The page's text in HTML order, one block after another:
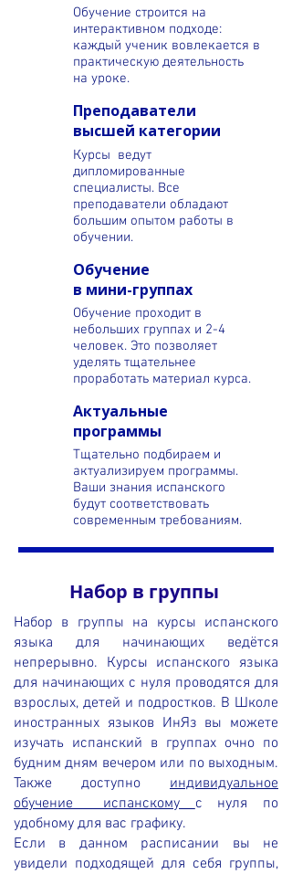
Обучение строится на
интерактивном подходе:
каждый ученик вовлекается в
практическую деятельность
на уроке.
Преподаватели
высшей категории
Курсы ведут
дипломированные
специалисты. Все
преподаватели обладают
большим опытом работы в
обучении.
Обучение
в мини-группах
Обучение проходит в
небольших группах и 2-4
человек. Это позволяет
уделять тщательнее
проработать материал курса.
Актуальные
программы
Тщательно подбираем и
актуализируем программы.
Ваши знания испанского
будут соответствовать
современным требованиям.
Набор в группы
Набор в группы на курсы испанского
языка для начинающих ведётся
непрерывно. Курсы испанского языка
для начинающих c нуля проводятся для
взрослых, детей и подростков. В Школе
иностранных языков ИнЯз вы можете
изучать испанский в группах очно по
будним дням вечером или по выходным.
Также доступно индивидуальное
обучение испанскомус нуля по
удобному для вас графику.
Если в данном расписании вы не
увидели подходящей для себя группы,